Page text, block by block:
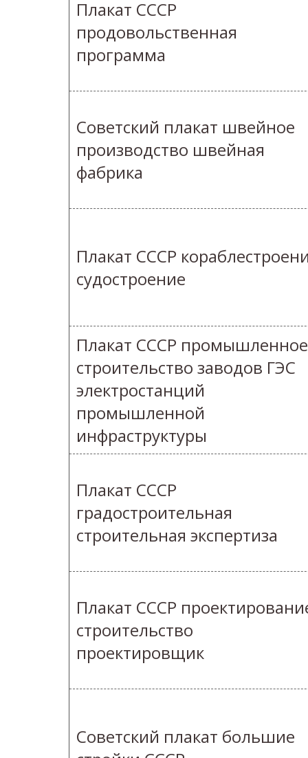
Плакат СССР
продовольственная
программа
Советский плакат швейное
производство швейная
фабрика
Плакат СССР
судостроение
Плакат СССР промышленное
строительство заводов ГЭС
электростанций
промышленной
инфраструктуры
Плакат СССР
градостроительная
строительная экспертиза
Плакат СССР
строительство
проектировщик
Советский плакат большие